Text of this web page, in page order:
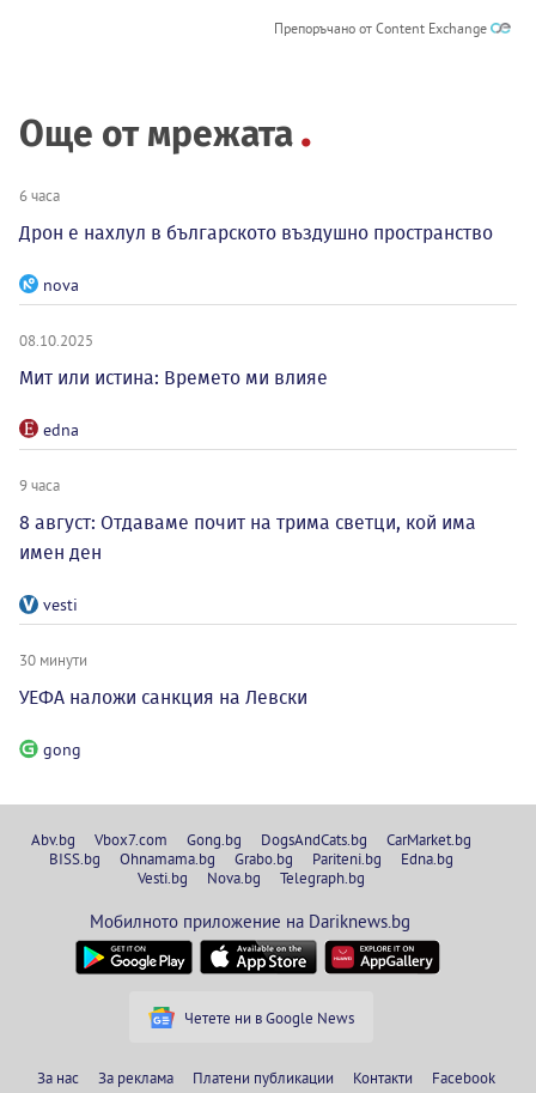
Препоръчано от Content Exchange
Още от мрежата
6 часа
Дрон е нахлул в българското въздушно пространство
nova
08.10.2025
Мит или истина: Времето ми влияе
edna
9 часа
8 август: Отдаваме почит на трима светци, кой има
имен ден
vesti
30 минути
УЕФА наложи санкция на Левски
gong
Abv.bg Vbox7.com Gong.bg DogsAndCats.bg
CarMarket.bg
BISS.bg
Ohnamama.bg Grabo.bg Pariteni.bg
Edna.bg
Vesti.bg
Nova.bg Telegraph.bg
Мобилното приложение на Dariknews.bg
Четете ни в Google News
За нас За реклама Платени публикации Контакти Facebook